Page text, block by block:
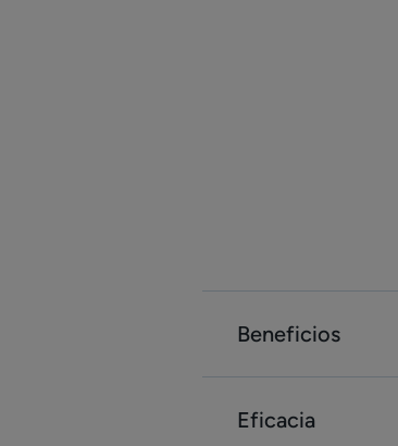
Beneficios
Eficacia